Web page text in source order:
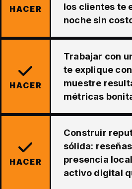
HACER
los clientes te
noche sin
HACER
Trabajar con
te explique
muestre
métricas
HACER
Construir
sólida:
presencia
activo digital